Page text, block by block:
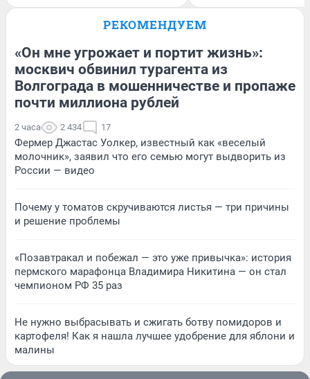
РЕКОМЕНДУЕМ
«Он мне угрожает и портит жизнь»:
москвич обвинил турагента из
Волгограда в мошенничестве и пропаже
почти миллиона рублей
2 часа 2 434 17
Фермер Джастас Уолкер, известный как «веселый
молочник», заявил что его семью могут выдворить из
России — видео
Почему у томатов скручиваются листья — три причины
и решение проблемы
«Позавтракал и побежал — это уже привычка»: история
пермского марафонца Владимира Никитина — он стал
чемпионом РФ 35 раз
Не нужно выбрасывать и сжигать ботву помидоров и
картофеля! Как я нашла лучшее удобрение для яблони и
малины